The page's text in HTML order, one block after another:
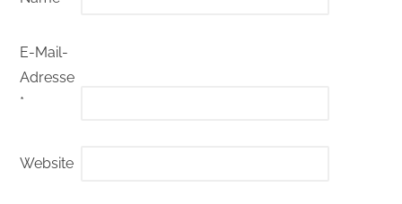
E-Mail-
Adresse
*
Website